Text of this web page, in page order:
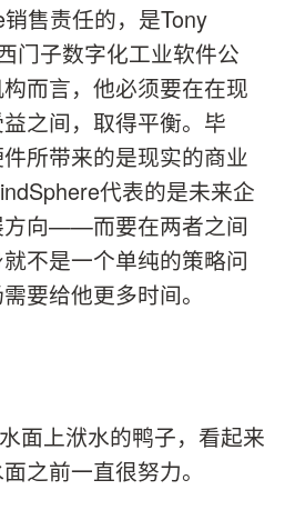
售责任的，是Tony
门子数字化工业软件公
而言，他必须要在在现
之间，取得平衡。毕
所带来的是现实的商业
代表的是未来企
方向——而要在两者之间
不是一个单纯的策略问
要给他更多时间。
面上洑水的鸭子，看起来
之前一直很努力。